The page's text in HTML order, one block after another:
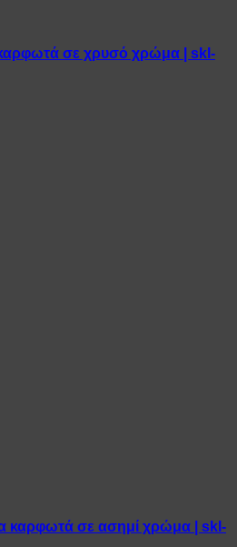
καρφωτά σε χρυσό χρώμα | skl-